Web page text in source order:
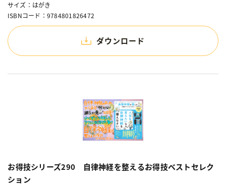
サイズ：はがき
ISBNコード：9784801826472
ダウンロード
お得技シリーズ290 自律神経を整えるお得技ベストセレク
ション